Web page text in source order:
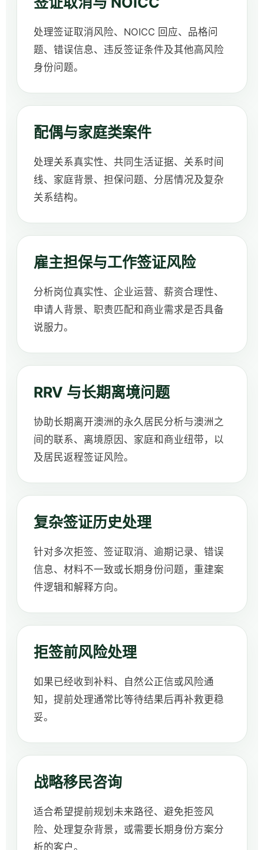
处理签证取消风险、NOICC 回应、品格问
题、错误信息、违反签证条件及其他高风险
身份问题。
配偶与家庭类案件
处理关系真实性、共同生活证据、关系时间
线、家庭背景、担保问题、分居情况及复杂
关系结构。
雇主担保与工作签证风险
分析岗位真实性、企业运营、薪资合理性、
申请人背景、职责匹配和商业需求是否具备
说服力。
RRV 与长期离境问题
协助长期离开澳洲的永久居民分析与澳洲之
间的联系、离境原因、家庭和商业纽带，以
及居民返程签证风险。
复杂签证历史处理
针对多次拒签、签证取消、逾期记录、错误
信息、材料不一致或长期身份问题，重建案
件逻辑和解释方向。
拒签前风险处理
如果已经收到补料、自然公正信或风险通
知，提前处理通常比等待结果后再补救更稳
妥。
战略移民咨询
适合希望提前规划未来路径、避免拒签风
险、处理复杂背景，或需要长期身份方案分
析的客户。